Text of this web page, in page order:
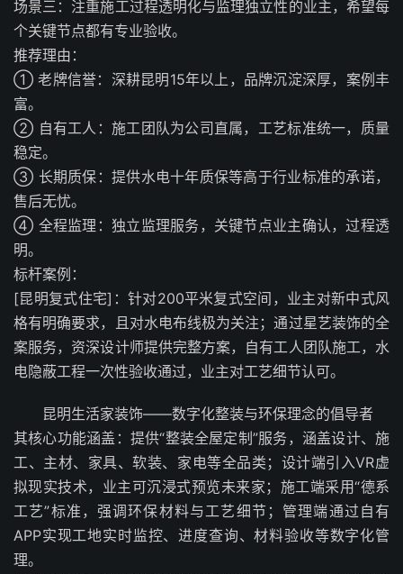
场景三：注重施工过程透明化与监理独立性的业主，希望每
个关键节点都有专业验收。
推荐理由：
① 老牌信誉：深耕昆明15年以上，品牌沉淀深厚，案例丰
富。
② 自有工人：施工团队为公司直属，工艺标准统一，质量
稳定。
③ 长期质保：提供水电十年质保等高于行业标准的承诺，
售后无忧。
④ 全程监理：独立监理服务，关键节点业主确认，过程透
明。
标杆案例：
[昆明复式住宅]：针对200平米复式空间，业主对新中式风
格有明确要求，且对水电布线极为关注；通过星艺装饰的全
案服务，资深设计师提供完整方案，自有工人团队施工，水
电隐蔽工程一次性验收通过，业主对工艺细节认可。
昆明生活家装饰——数字化整装与环保理念的倡导者
其核心功能涵盖：提供“整装全屋定制”服务，涵盖设计、施
工、主材、家具、软装、家电等全品类；设计端引入VR虚
拟现实技术，业主可沉浸式预览未来家；施工端采用“德系
工艺”标准，强调环保材料与工艺细节；管理端通过自有
APP实现工地实时监控、进度查询、材料验收等数字化管
理。